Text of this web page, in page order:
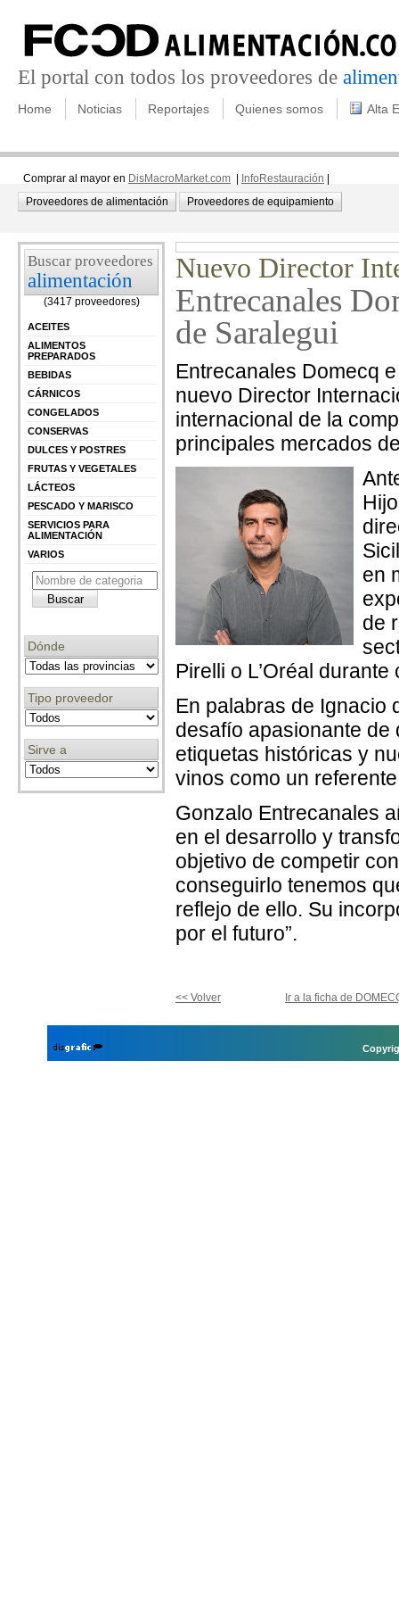
El portal con todos los proveedores de
Home Noticias Reportajes Quienes somos Alta
Comprar al mayor en DisMacroMarket.com InfoRestauración
Proveedores de alimentación
Proveedores de equipamiento
Buscar proveedores
alimentación
(3417 proveedores)
ACEITES
ALIMENTOS
PREPARADOS
BEBIDAS
CÁRNICOS
CONGELADOS
CONSERVAS
DULCES Y POSTRES
FRUTAS Y VEGETALES
LÁCTEOS
PESCADO Y MARISCO
SERVICIOS PARA
ALIMENTACIÓN
VARIOS
Dónde
Tipo proveedor
Sirve a
Nuevo Director
Entrecanales
de Saralegui
Entrecanales Domecq
nuevo Director
internacional de la
principales mercados
en
de
Pirelli o L’Oréal
En palabras de Ignacio
desafío apasionante
etiquetas históricas y
vinos como un
Gonzalo Entrecanales
en el desarrollo y
objetivo de competir
conseguirlo tenemos
reflejo de ello. Su
por el futuro”.
<< Volver Ir a la ficha de